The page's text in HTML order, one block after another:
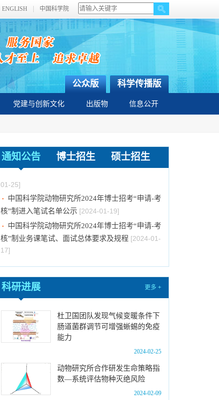
ENGLISH 中国科学院
科学传播版
公众版
党建与创新文化 出版物 信息公开
通知公告 博士招生 硕士招生
中国科学院动物研究所2024年博士招考“申请-考
核”制进入笔试名单公示[2024-01-19]
核”制业务课笔试、面试总体要求及规程 [2024-01-
17]
中国科学院动物研究所国家动物博物馆文创商店
招租比选公告[2023-12-18]
中国科学院动物研究所2024年招收春季入学博
士研究生拟录取结果公示[2023-12-01]
中国科学院动物研究所2024年招收攻读博士学
中国科学院动物研究所2024年博士招生目录
[2023-10-18]
中国科学院动物研究所2024年博士招考“申请-考
科研进展 更多 +
杜卫国团队发现气候变暖条件下
肠道菌群调节可增强蜥蜴的免疫
能力
2024-02-25
动物研究所合作研发生命策略指
数—系统评估物种灭绝风险
2024-02-09